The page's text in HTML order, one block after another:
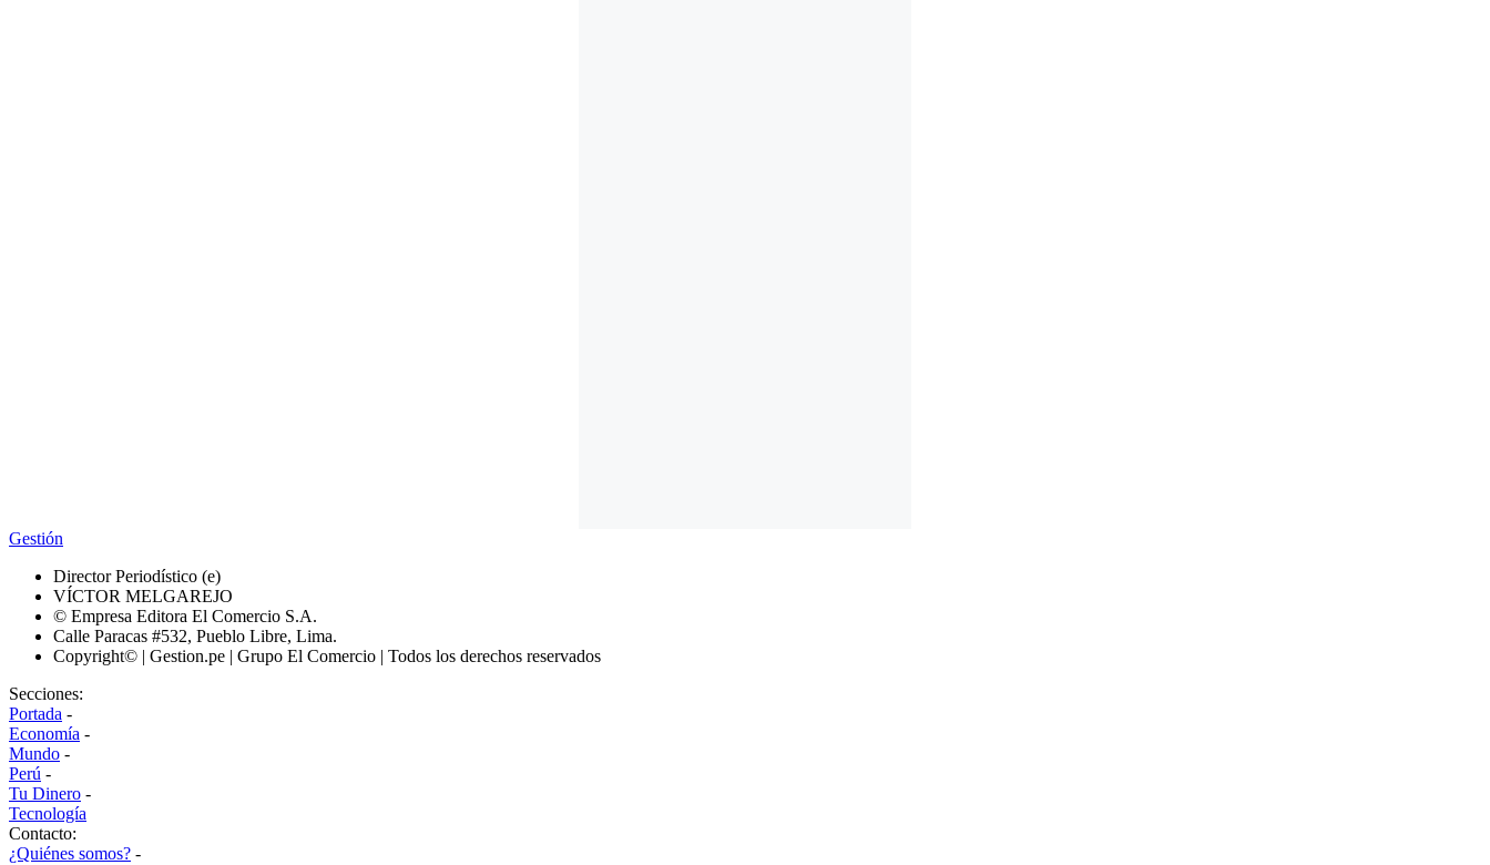
Gestión
Director Periodístico (e)
VÍCTOR MELGAREJO
© Empresa Editora El Comercio S.A.
Calle Paracas #532, Pueblo Libre, Lima.
Copyright© | Gestion.pe | Grupo El Comercio | Todos los derechos reservados
Secciones:
Portada -
Economía -
Mundo -
Perú -
Tu Dinero -
Tecnología
Contacto:
¿Quiénes somos? -